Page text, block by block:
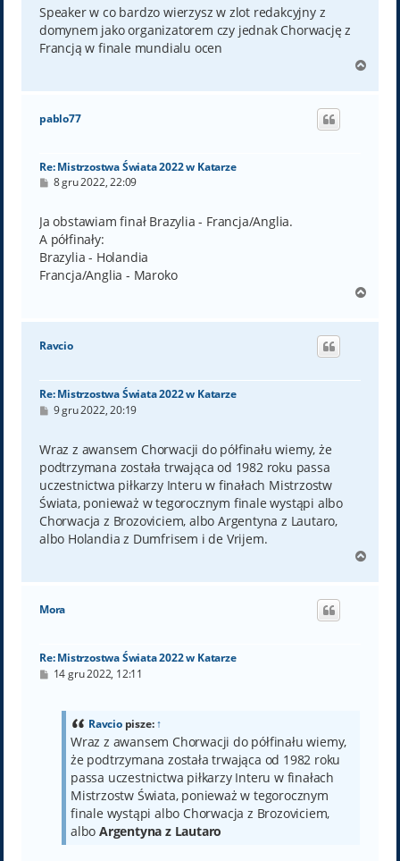
t
Speaker w co bardzo wierzysz w zlot redakcyjny z
domynem jako organizatorem czy jednak Chorwację z
Francją w finale mundialu ocen
g
pablo77
Re: Mistrzostwa Świata 2022 w Katarze
P
t
8 gru 2022, 22:09
Ja obstawiam finał Brazylia - Francja/Anglia.
A półfinały:
Brazylia - Holandia
Francja/Anglia - Maroko
g
Ravcio
Re: Mistrzostwa Świata 2022 w Katarze
P
t
9 gru 2022, 20:19
Wraz z awansem Chorwacji do półfinału wiemy, że
podtrzymana została trwająca od 1982 roku passa
uczestnictwa piłkarzy Interu w finałach Mistrzostw
Świata, ponieważ w tegorocznym finale wystąpi albo
Chorwacja z Brozoviciem, albo Argentyna z Lautaro,
albo Holandia z Dumfrisem i de Vrijem.
g
Mora
Re: Mistrzostwa Świata 2022 w Katarze
P14 gru 2022, 12:11
Ravciopisze:↑
Wraz z awansem Chorwacji do półfinału wiemy,
że podtrzymana została trwająca od 1982 roku
passa uczestnictwa piłkarzy Interu w finałach
Mistrzostw Świata, ponieważ w tegorocznym
finale wystąpi albo Chorwacja z Brozoviciem,
albo Argentyna z Lautaro